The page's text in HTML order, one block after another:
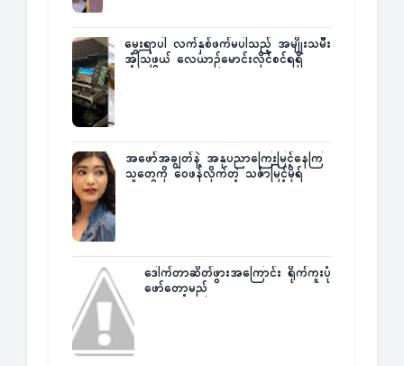
မွေးရာပါ လက်နှစ်ဖက်မပါသည့် အမျိုးသမီး
အံ့သြဖွယ် လေယာဉ်မောင်းလိုင်စင်ရရှိ
အဖော်အချွတ်နဲ့ အနုပညာကြေးမြင့်နေကြ
သူတွေကို ဝေဖန်လိုက်တဲ့ သင်္ဇာမြင့်မိုရ်
ဒေါက်တာဆိတ်ဖွားအကြောင်း ရိုက်ကူးပုံ
ဖော်တော့မည်